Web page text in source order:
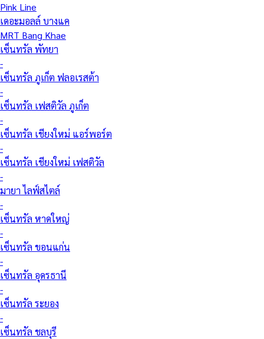
Pink Line
เดอะมอลล์ บางแค
MRT Bang Khae
เซ็นทรัล พัทยา
-
เซ็นทรัล ภูเก็ต ฟลอเรสต้า
-
เซ็นทรัล เฟสติวัล ภูเก็ต
-
เซ็นทรัล เชียงใหม่ แอร์พอร์ต
-
เซ็นทรัล เชียงใหม่ เฟสติวัล
-
มายา ไลฟ์สไตล์
-
เซ็นทรัล หาดใหญ่
-
เซ็นทรัล ขอนแก่น
-
เซ็นทรัล อุดรธานี
-
เซ็นทรัล ระยอง
-
เซ็นทรัล ชลบุรี